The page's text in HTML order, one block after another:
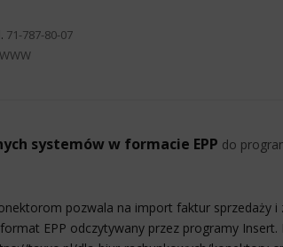
71-787-80-07
systemów w formacie EPP do
pozwala na import faktur sprzedaży
EPP odczytywany przez programy